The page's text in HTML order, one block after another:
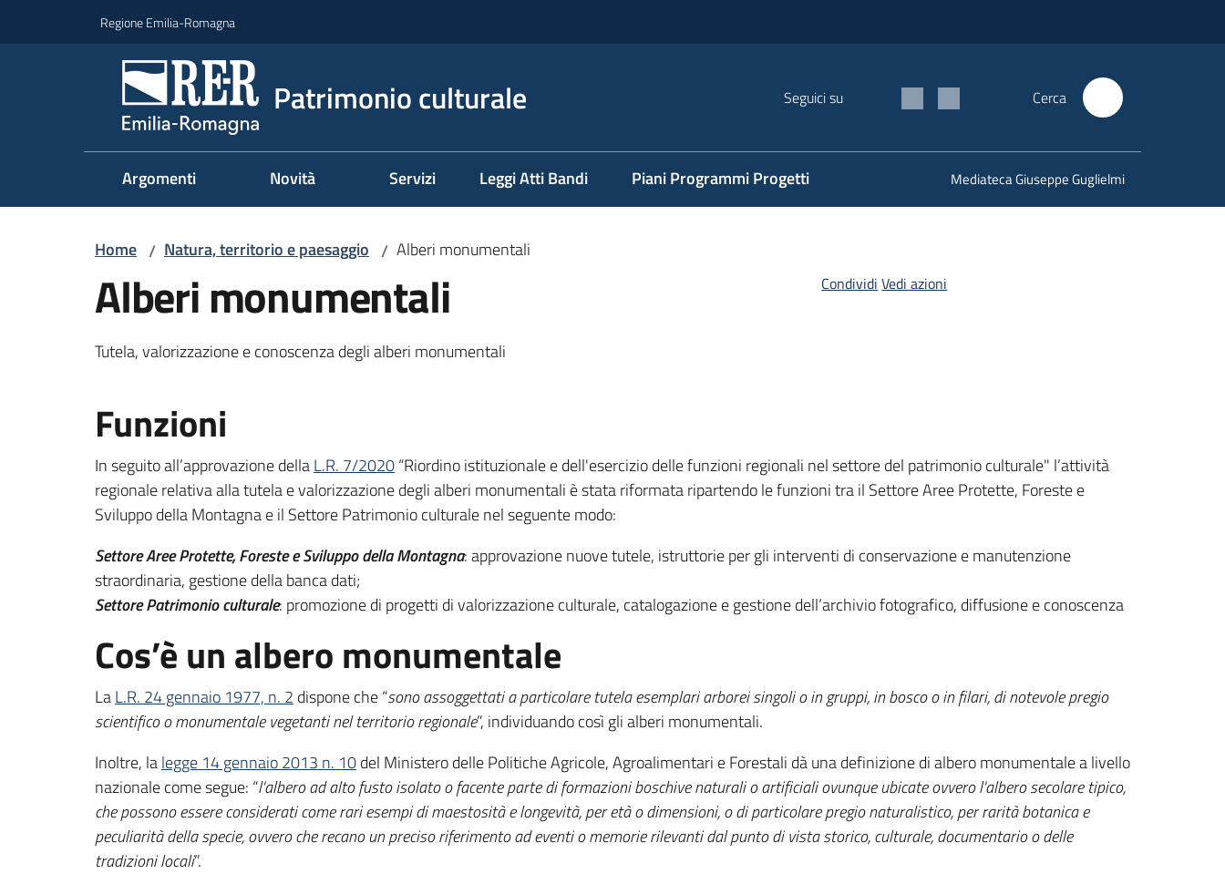
Regione Emilia-Romagna
Patrimonio culturale Seguici su Cerca
Argomenti Novità Servizi Leggi Atti Bandi Piani Programmi Progetti Mediateca Giuseppe Guglielmi
Home / Natura, territorio e paesaggio / Alberi monumentali
Alberi monumentali
Tutela, valorizzazione e conoscenza degli alberi monumentali
Condividi Vedi azioni
Funzioni
In seguito all’approvazione dellaL.R. 7/2020“Riordino istituzionale e dell'esercizio delle funzioni regionali nel settore del patrimonio culturale" l’attività
regionale relativa alla tutela e valorizzazione degli alberi monumentali è stata riformata ripartendo le funzioni tra il Settore Aree Protette, Foreste e
Sviluppo della Montagna e il Settore Patrimonio culturale nel seguente modo:
Settore Aree Protette, Foreste e Sviluppo della Montagna: approvazione nuove tutele, istruttorie per gli interventi di conservazione e manutenzione
straordinaria, gestione della banca dati;
Settore Patrimonio culturale: promozione di progetti di valorizzazione culturale, catalogazione e gestione dell’archivio fotografico, diffusione e conoscenza
Cos’è un albero monumentale
LaL.R. 24 gennaio 1977, n. 2 dispone che “sono assoggettati a particolare tutela esemplari arborei singoli o in gruppi, in bosco o in filari, di notevole pregio
scientifico o monumentale vegetanti nel territorio regionale”, individuando così gli alberi monumentali.
Inoltre, lalegge 14 gennaio 2013 n. 10del Ministero delle Politiche Agricole, Agroalimentari e Forestali dà una definizione di albero monumentale a livello
nazionale come segue: “l'albero ad alto fusto isolato o facente parte di formazioni boschive naturali o artificiali ovunque ubicate ovvero l'albero secolare tipico,
che possono essere considerati come rari esempi di maestosità e longevità, per età o dimensioni, o di particolare pregio naturalistico, per rarità botanica e
peculiarità della specie, ovvero che recano un preciso riferimento ad eventi o memorie rilevanti dal punto di vista storico, culturale, documentario o delle
tradizioni locali”.